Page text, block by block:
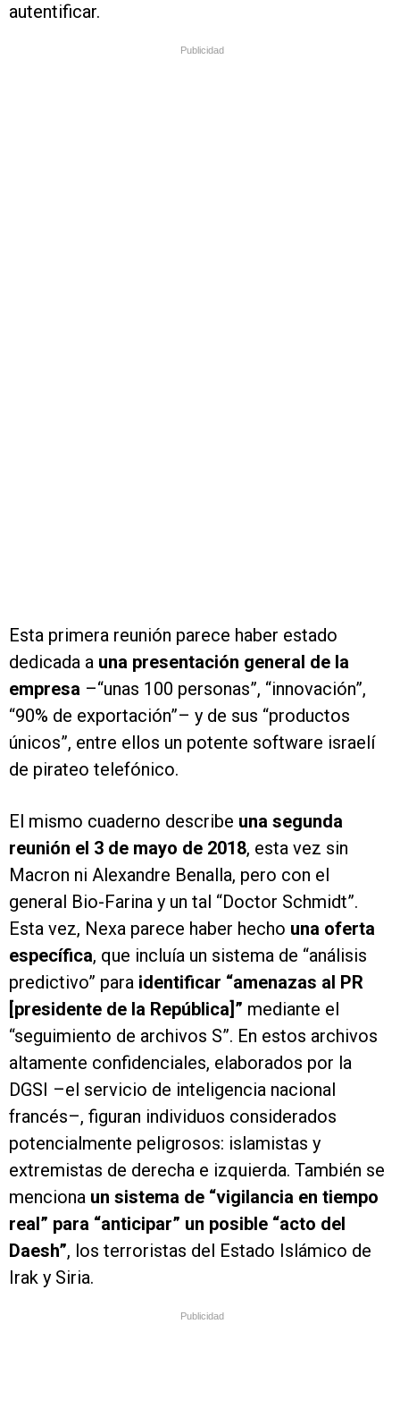
autentificar.
Publicidad
Esta primera reunión parece haber estado
dedicada a una presentación general de la
empresa –“unas 100 personas”, “innovación”,
“90% de exportación”– y de sus “productos
únicos”, entre ellos un potente software israelí
de pirateo telefónico.
El mismo cuaderno describe una segunda
reunión el 3 de mayo de 2018, esta vez sin
Macron ni Alexandre Benalla, pero con el
general Bio-Farina y un tal “Doctor Schmidt”.
Esta vez, Nexa parece haber hecho una oferta
específica, que incluía un sistema de “análisis
predictivo” para identificar “amenazas al PR
[presidente de la República]” mediante el
“seguimiento de archivos S”. En estos archivos
altamente confidenciales, elaborados por la
DGSI –el servicio de inteligencia nacional
francés–, figuran individuos considerados
potencialmente peligrosos: islamistas y
extremistas de derecha e izquierda. También se
menciona un sistema de “vigilancia en tiempo
real” para “anticipar” un posible “acto del
Daesh”, los terroristas del Estado Islámico de
Irak y Siria.
Publicidad